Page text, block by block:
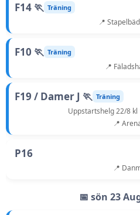
F14 🏃 Träning
📍
F10 🏃 Träning
📍
F19 / Damer J 🏃 Träning
Uppstartshelg 22/8 kl
📍
P16
📍
📅 sön 23